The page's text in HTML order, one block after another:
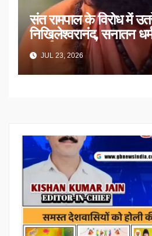
संत रामपाल के विरोध में
निखिलेश्वरानंद, सनातन
उठाई मांग
JUL 23, 2026